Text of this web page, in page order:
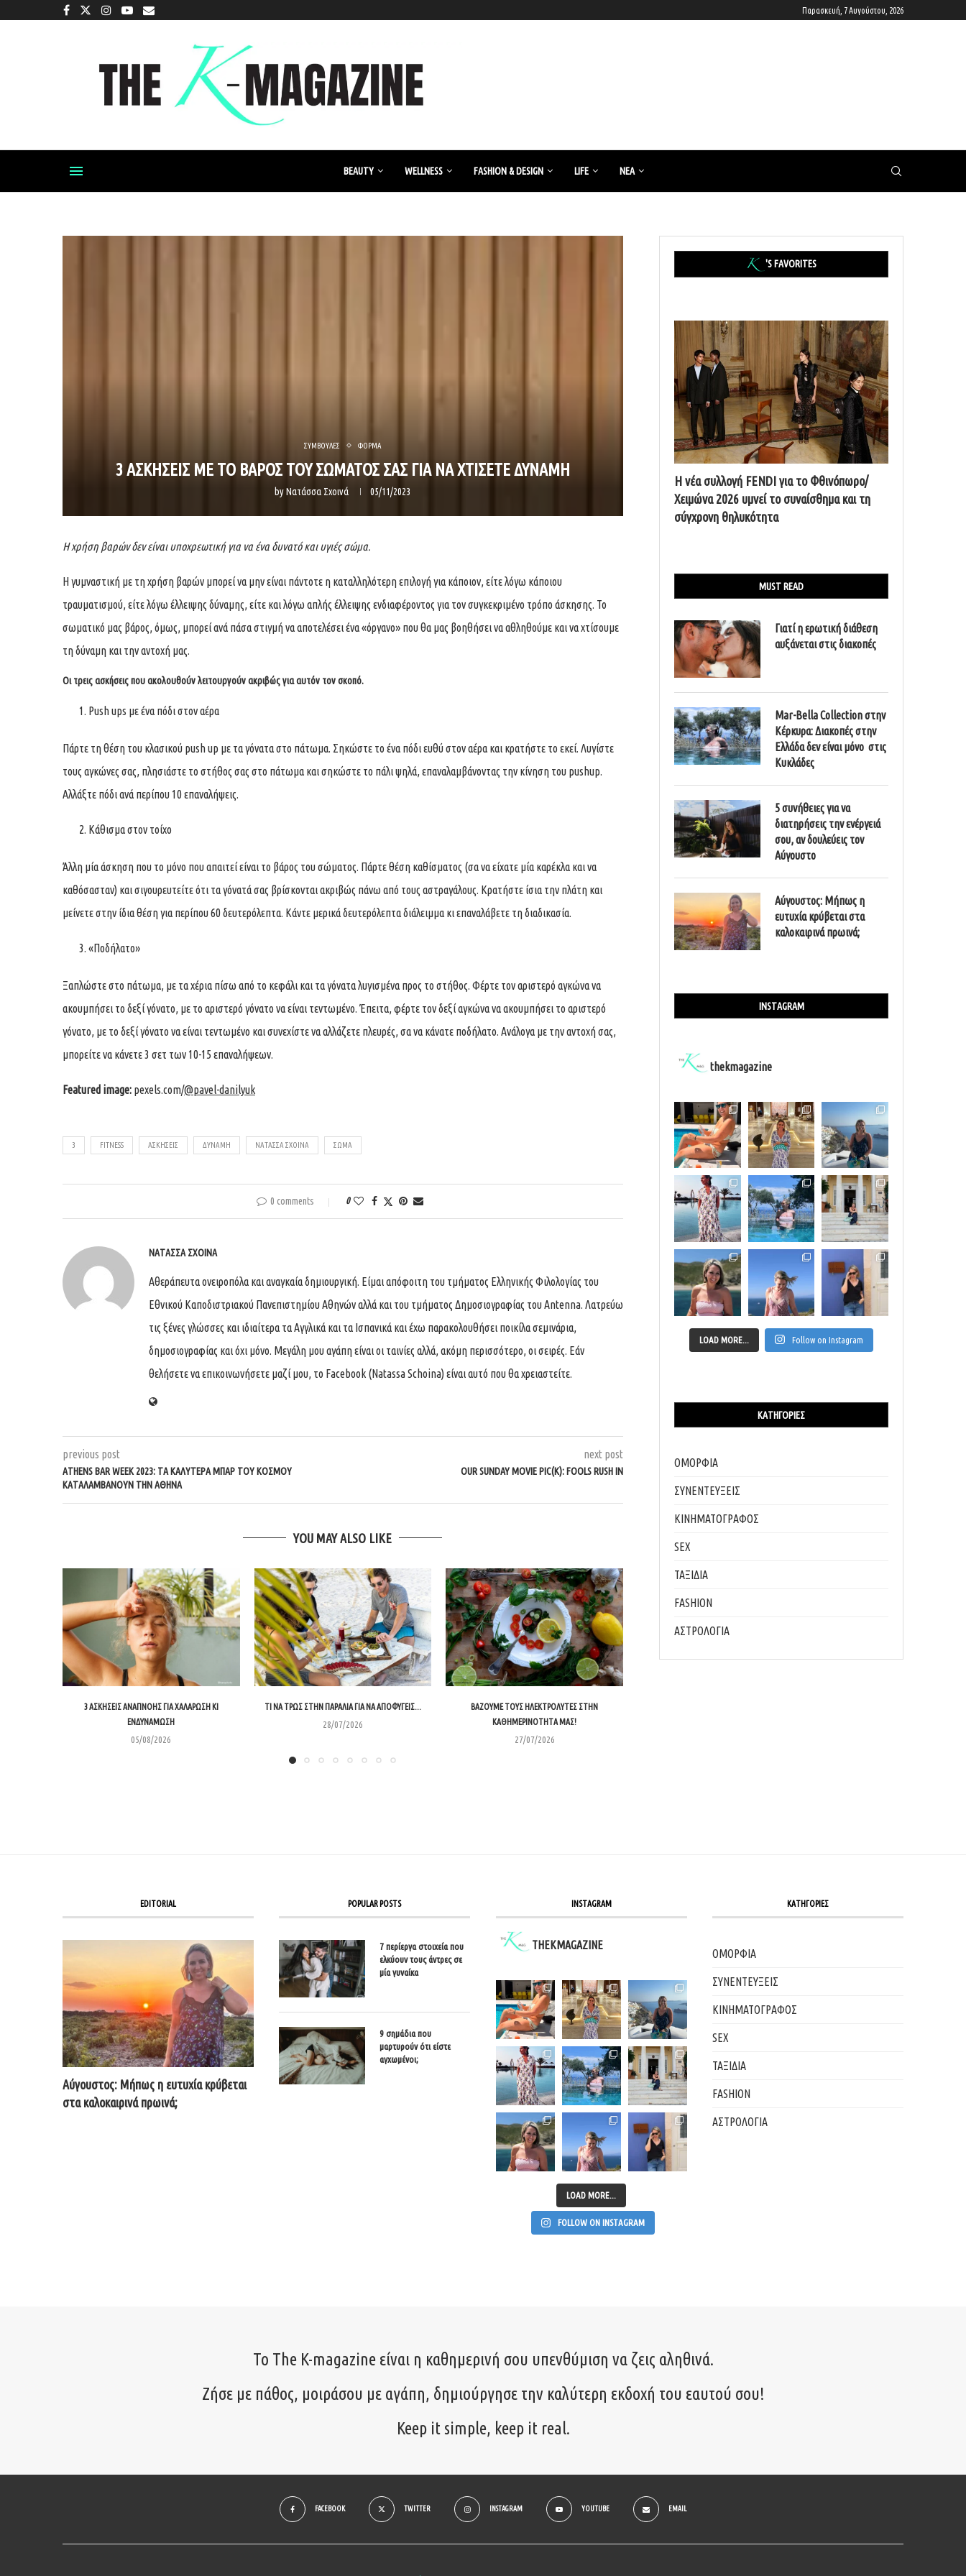
Παρασκευή, 7 Αυγούστου, 2026
BEAUTY WELLNESS FASHION & DESIGN LIFE ΝΈΑ
ΣΥΜΒΟΥΛΕΣ ΦΟΡΜΑ
3 ΑΣΚΗΣΕΙΣ ΜΕ ΤΟ ΒΑΡΟΣ ΤΟΥ ΣΩΜΑΤΟΣ ΣΑΣ ΓΙΑ ΝΑ ΧΤΙΣΕΤΕ ΔΥΝΑΜΗ
byΝατάσσα Σχοινά 05/11/2023
Η χρήση βαρών δεν είναι υποχρεωτική για να ένα δυνατό και υγιές σώμα.
Η γυμναστική με τη χρήση βαρών μπορεί να μην είναι πάντοτε η καταλληλότερη επιλογή για κάποιον, είτε λόγω κάποιου
τραυματισμού, είτε λόγω έλλειψης δύναμης, είτε και λόγω απλής έλλειψης ενδιαφέροντος για τον συγκεκριμένο τρόπο άσκησης. Το
σωματικό μας βάρος, όμως, μπορεί ανά πάσα στιγμή να αποτελέσει ένα «όργανο» που θα μας βοηθήσει να αθληθούμε και να χτίσουμε
τη δύναμη και την αντοχή μας.
Οι τρεις ασκήσεις που ακολουθούν λειτουργούν ακριβώς για αυτόν τον σκοπό.
Push ups με ένα πόδι στον αέρα
Πάρτε τη θέση του κλασικού push up με τα γόνατα στο πάτωμα. Σηκώστε το ένα πόδι ευθύ στον αέρα και κρατήστε το εκεί. Λυγίστε
τους αγκώνες σας, πλησιάστε το στήθος σας στο πάτωμα και σηκώστε το πάλι ψηλά, επαναλαμβάνοντας την κίνηση του pushup.
Αλλάξτε πόδι ανά περίπου 10 επαναλήψεις.
Κάθισμα στον τοίχο
Άλλη μία άσκηση που το μόνο που απαιτεί είναι το βάρος του σώματος. Πάρτε θέση καθίσματος (σα να είχατε μία καρέκλα και να
καθόσασταν) και σιγουρευτείτε ότι τα γόνατά σας βρίσκονται ακριβώς πάνω από τους αστραγάλους. Κρατήστε ίσια την πλάτη και
μείνετε στην ίδια θέση για περίπου 60 δευτερόλεπτα. Κάντε μερικά δευτερόλεπτα διάλειμμα κι επαναλάβετε τη διαδικασία.
«Ποδήλατο»
Ξαπλώστε στο πάτωμα, με τα χέρια πίσω από το κεφάλι και τα γόνατα λυγισμένα προς το στήθος. Φέρτε τον αριστερό αγκώνα να
ακουμπήσει το δεξί γόνατο, με το αριστερό γόνατο να είναι τεντωμένο. Έπειτα, φέρτε τον δεξί αγκώνα να ακουμπήσει το αριστερό
γόνατο, με το δεξί γόνατο να είναι τεντωμένο και συνεχίστε να αλλάζετε πλευρές, σα να κάνατε ποδήλατο. Ανάλογα με την αντοχή σας,
μπορείτε να κάνετε 3 σετ των 10-15 επαναλήψεων.
Featured image: pexels.com/@pavel-danilyuk
3 FITNESS ΑΣΚΗΣΕΙΣ ΔΥΝΑΜΗ ΝΑΤΑΣΣΑ ΣΧΟΙΝΑ ΣΩΜΑ
0 comments 0
ΝΑΤΆΣΣΑ ΣΧΟΙΝΆ
Αθεράπευτα ονειροπόλα και αναγκαία δημιουργική. Είμαι απόφοιτη του τμήματος Ελληνικής Φιλολογίας του
Εθνικού Καποδιστριακού Πανεπιστημίου Αθηνών αλλά και του τμήματος Δημοσιογραφίας του Antenna. Λατρεύω
τις ξένες γλώσσες και ιδιαίτερα τα Αγγλικά και τα Ισπανικά και έχω παρακολουθήσει ποικίλα σεμινάρια,
δημοσιογραφίας και όχι μόνο. Μεγάλη μου αγάπη είναι οι ταινίες αλλά, ακόμη περισσότερο, οι σειρές. Εάν
θελήσετε να επικοινωνήσετε μαζί μου, το Facebook (Natassa Schoina) είναι αυτό που θα χρειαστείτε.
previous post
ATHENS BAR WEEK 2023: ΤΑ ΚΑΛΥΤΕΡΑ ΜΠΑΡ ΤΟΥ ΚΟΣΜΟΥ
ΚΑΤΑΛΑΜΒΑΝΟΥΝ ΤΗΝ ΑΘΗΝΑ
next post
OUR SUNDAY MOVIE PIC(K): FOOLS RUSH IN
YOU MAY ALSO LIKE
3 ΑΣΚΉΣΕΙΣ ΑΝΑΠΝΟΉΣ ΓΙΑ ΧΑΛΆΡΩΣΗ ΚΙ
ΕΝΔΥΝΆΜΩΣΗ
05/08/2026
ΤΙ ΝΑ ΤΡΩΣ ΣΤΗΝ ΠΑΡΑΛΊΑ ΓΙΑ ΝΑ ΑΠΟΦΎΓΕΙΣ...
28/07/2026
ΒΆΖΟΥΜΕ ΤΟΥΣ ΗΛΕΚΤΡΟΛΎΤΕΣ ΣΤΗΝ
ΚΑΘΗΜΕΡΙΝΌΤΗΤΑ ΜΑΣ!
27/07/2026
'S FAVORITES
Η νέα συλλογή FENDI για το Φθινόπωρο/
Χειμώνα 2026 υμνεί το συναίσθημα και τη
σύγχρονη θηλυκότητα
MUST READ
Γιατί η ερωτική διάθεση
αυξάνεται στις διακοπές
Mar-Bella Collection στην
Κέρκυρα: Διακοπές στην
Ελλάδα δεν είναι μόνο στις
Κυκλάδες
5 συνήθειες για να
διατηρήσεις την ενέργειά
σου, αν δουλεύεις τον
Αύγουστο
Αύγουστος: Μήπως η
ευτυχία κρύβεται στα
καλοκαιρινά πρωινά;
INSTAGRAM
thekmagazine
LOAD MORE... Follow on Instagram
ΚΑΤΗΓΟΡΊΕΣ
ΟΜΟΡΦΙΑ
ΣΥΝΕΝΤΕΥΞΕΙΣ
ΚΙΝΗΜΑΤΟΓΡΑΦΟΣ
SEX
ΤΑΞΙΔΙΑ
FASHION
ΑΣΤΡΟΛΟΓΙΑ
EDITORIAL
Αύγουστος: Μήπως η ευτυχία κρύβεται
στα καλοκαιρινά πρωινά;
POPULAR POSTS
7 περίεργα στοιχεία που
ελκύουν τους άντρες σε
μία γυναίκα
9 σημάδια που
μαρτυρούν ότι είστε
αγχωμένοι;
INSTAGRAM
THEKMAGAZINE
LOAD MORE...
FOLLOW ON INSTAGRAM
ΚΑΤΗΓΟΡΙΕΣ
ΟΜΟΡΦΙΑ
ΣΥΝΕΝΤΕΥΞΕΙΣ
ΚΙΝΗΜΑΤΟΓΡΑΦΟΣ
SEX
ΤΑΞΙΔΙΑ
FASHION
ΑΣΤΡΟΛΟΓΙΑ
Το The K-magazine είναι η καθημερινή σου υπενθύμιση να ζεις αληθινά.
Ζήσε με πάθος, μοιράσου με αγάπη, δημιούργησε την καλύτερη εκδοχή του εαυτού σου!
Keep it simple, keep it real.
FACEBOOK TWITTER INSTAGRAM YOUTUBE EMAIL